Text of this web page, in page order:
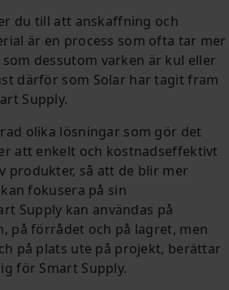
du till att anskaffning och
är en process som ofta tar mer
dessutom varken är kul eller
därför som Solar har tagit fram
Supply.
olika lösningar som gör det
att enkelt och kostnadseffektivt
produkter, så att de blir mer
fokusera på sin
Supply kan användas på
på förrådet och på lagret, men
på plats ute på projekt, berättar
för Smart Supply.